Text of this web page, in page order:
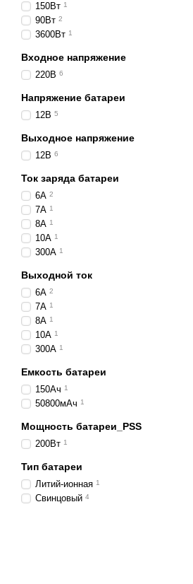
150Вт 1
90Вт 2
3600Вт 1
Входное напряжение
220В 6
Напряжение батареи
12В 5
Выходное напряжение
12В 6
Ток заряда батареи
6А 2
7А 1
8А 1
10А 1
300А 1
Выходной ток
6А 2
7А 1
8А 1
10А 1
300А 1
Емкость батареи
150Ач 1
50800мАч 1
Мощность батареи_PSS
200Вт 1
Тип батареи
Литий-ионная 1
Свинцовый 4